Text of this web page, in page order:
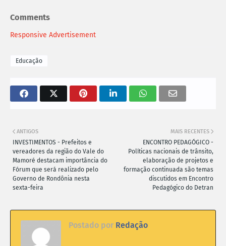
Comments
Responsive Advertisement
Educação
MAIS RECENTES
ENCONTRO PEDAGÓGICO -
Políticas nacionais de trânsito,
elaboração de projetos e
formação continuada são temas
discutidos em Encontro
Pedagógico do Detran
ANTIGOS
INVESTIMENTOS - Prefeitos e
vereadores da região do Vale do
Mamoré destacam importância do
Fórum que será realizado pelo
Governo de Rondônia nesta
sexta-feira
Postado por Redação